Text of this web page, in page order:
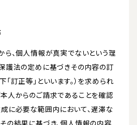
ら、個人情報が真実でないという理
護法の定めに基づきその内容の訂
「訂正等」といいます。）を求められ
人からのご請求であることを確認
に必要な範囲内において、遅滞な